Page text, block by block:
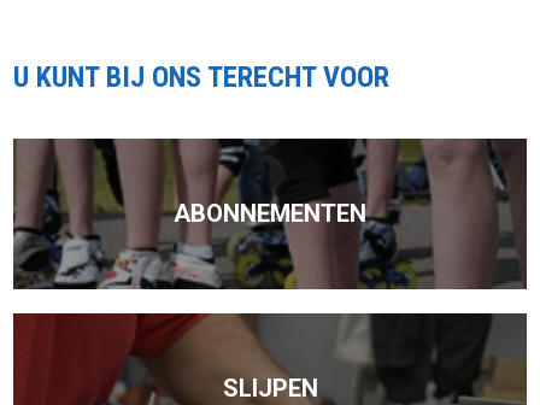
U KUNT BIJ ONS TERECHT VOOR
ABONNEMENTEN
SLIJPEN